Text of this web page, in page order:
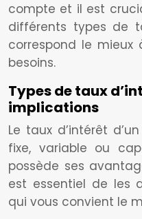
compte et il est
différents types de
correspond le
besoins.
Types de taux
implications
Le taux d’intérêt
fixe, variable ou
possède ses
est essentiel de les
qui vous convient le